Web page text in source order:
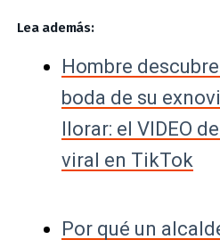
Lea además:
Hombre
boda de su
llorar: el VIDEO
viral en TikTok
Por qué un